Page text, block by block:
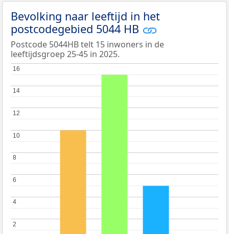
Bevolking naar leeftijd in het
postcodegebied 5044 HB
Postcode 5044HB telt 15 inwoners in de
leeftijdsgroep 25-45 in 2025.
2
2
4
4
6
6
8
8
10
10
12
12
14
14
16
16